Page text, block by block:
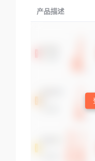
产品描述